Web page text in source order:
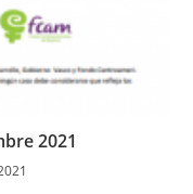
2021